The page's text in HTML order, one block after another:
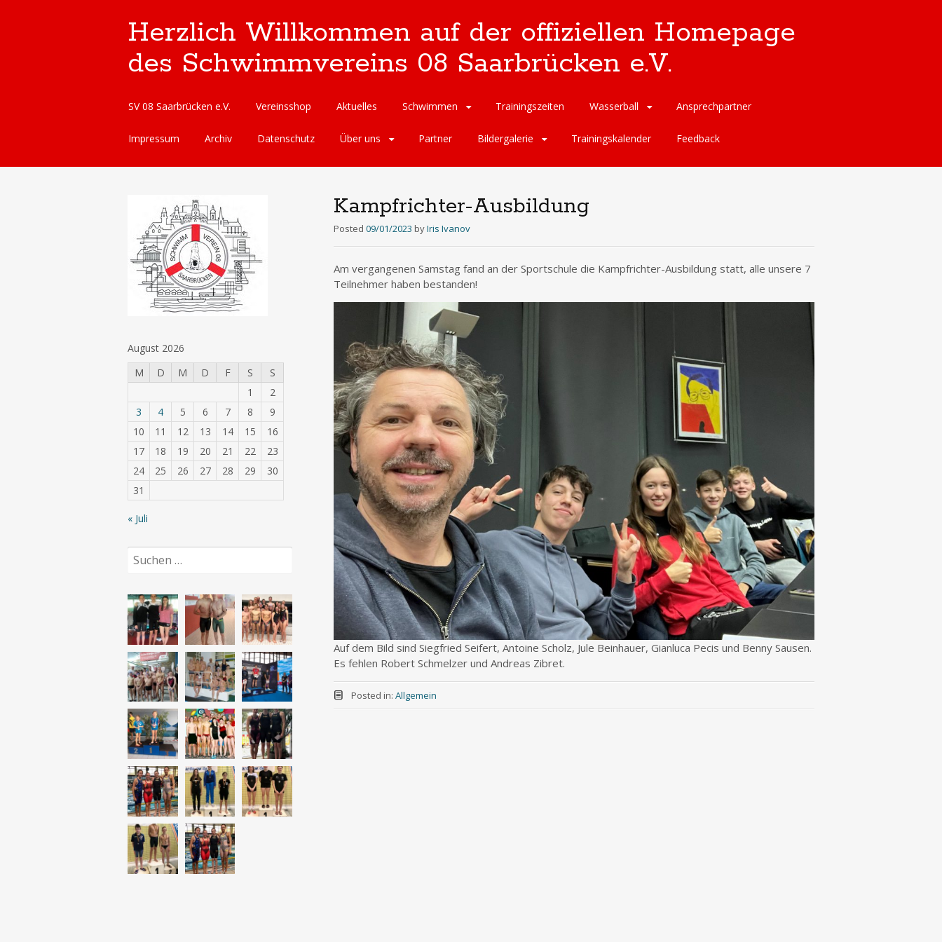
Herzlich Willkommen auf der offiziellen Homepage
des Schwimmvereins 08 Saarbrücken e.V.
Skip
content
SV 08 Saarbrücken e.V. Vereinsshop Aktuelles Schwimmen Trainingszeiten Wasserball Ansprechpartner
Impressum Archiv Datenschutz Über uns Partner Bildergalerie Trainingskalender Feedback
Kampfrichter-Ausbildung
Posted 09/01/2023 byIris Ivanov
Am vergangenen Samstag fand an der Sportschule die Kampfrichter-Ausbildung statt, alle unsere 7
Teilnehmer haben bestanden!
Auf dem Bild sind Siegfried Seifert, Antoine Scholz, Jule Beinhauer, Gianluca Pecis und Benny Sausen.
Es fehlen Robert Schmelzer und Andreas Zibret.
Posted in: Allgemein
August 2026
M
D M D F S
S
1
2
3
4 5 6 7 8
9
10
11 12 13 14 15
16
17
18 19 20 21 22
23
24
25 26 27 28 29
30
31
« Juli
Suchen
nach: